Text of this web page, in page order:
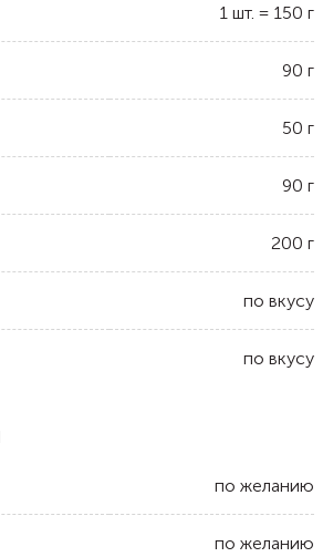
1 шт. = 150 г
90 г
50 г
90 г
200 г
по вкусу
по вкусу
по желанию
по желанию